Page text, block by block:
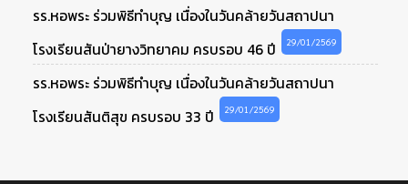
รร.หอพระ ร่วมพิธีทำบุญ เนื่องในวันคล้ายวันสถาปนา
โรงเรียนสันป่ายางวิทยาคม ครบรอบ 46 ปี
29/01/2569
รร.หอพระ ร่วมพิธีทำบุญ เนื่องในวันคล้ายวันสถาปนา
โรงเรียนสันติสุข ครบรอบ 33 ปี
29/01/2569